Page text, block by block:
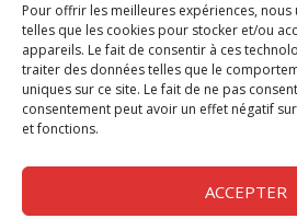
Pour offrir les meilleures expériences,
telles que les cookies pour stocker et/ou
appareils. Le fait de consentir à ces
traiter des données telles que le
uniques sur ce site. Le fait de ne pas
consentement peut avoir un effet négatif
et fonctions.
ACCEPTER
Chèque Compta
Chèque Emploi Spectacle
G-Pods
Profession Audio-visuel